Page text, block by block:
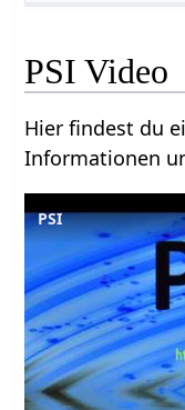
PSI Video
Hier findest du
Informationen
PSI